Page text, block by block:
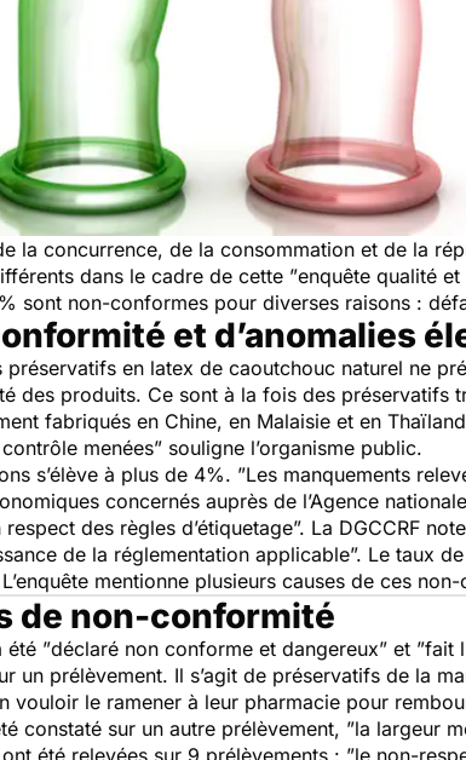
la concurrence, de la consommation et de la
dans le cadre de cette ”enquête qualité
sont non-conformes pour diverses raisons :
et d’anomalies
préservatifs en latex de caoutchouc naturel ne
des produits. Ce sont à la fois des préservatifs
fabriqués en Chine, en Malaisie et en
menées” souligne l’organisme public.
s’élève à plus de 4%. ”Les manquements
concernés auprès de l’Agence
des règles d’étiquetage”. La DGCCRF
de la réglementation applicable”. Le taux
mentionne plusieurs causes de ces
de non-conformité
été ”déclaré non conforme et dangereux” et ”fait
un prélèvement. Il s’agit de préservatifs de la
le ramener à leur pharmacie pour
constaté sur un autre prélèvement, ”la largeur
ont été relevées sur 9 prélèvements : ”le non-